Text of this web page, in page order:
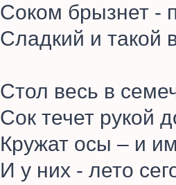
Соком брызнет -
Сладкий и такой
Стол весь в
Сок течет рукой
Кружат осы – и
И у них - лето